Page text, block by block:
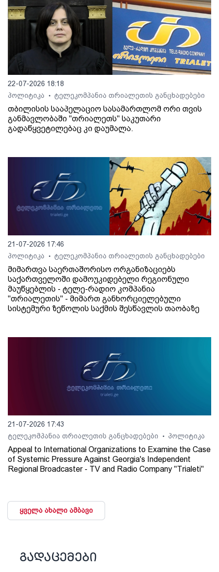
22-07-2026 18:18
პოლიტიკა
• ტელეკომპანია თრიალეთის განცხადებები
თბილისის სააპელაციო სასამართლომ ორი თვის
განმავლობაში "თრიალეთს" საკუთარი
გადაწყვეტილებაც კი დაუმალა.
21-07-2026 17:46
პოლიტიკა
• ტელეკომპანია თრიალეთის განცხადებები
მიმართვა საერთაშორისო ორგანიზაციებს
საქართველოში დამოუკიდებელი რეგიონული
მაუწყებლის - ტელე-რადიო კომპანია
"თრიალეთის" - მიმართ განხორციელებული
სისტემური ზეწოლის საქმის შესწავლის თაობაზე
21-07-2026 17:43
ტელეკომპანია თრიალეთის განცხადებები
• პოლიტიკა
Appeal to International Organizations to Examine the Case
of Systemic Pressure Against Georgia's Independent
Regional Broadcaster - TV and Radio Company "Trialeti"
ყველა ახალი ამბავი
გადაცემები